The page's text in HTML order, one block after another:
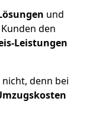
und
den
Leistungen
denn bei